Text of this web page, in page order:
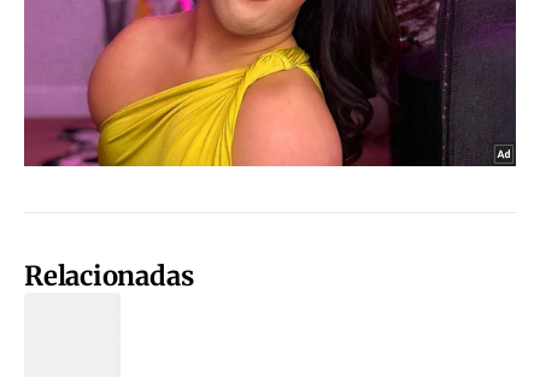
Relacionadas